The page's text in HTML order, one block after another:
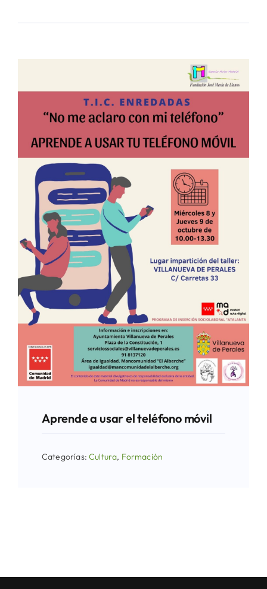
Aprende a usar el teléfono móvil
Categorías:Cultura, Formación